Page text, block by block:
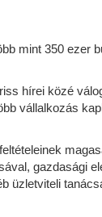
mint 350 ezer
hírei közé
vállalkozás
gazdasági
üzletviteli